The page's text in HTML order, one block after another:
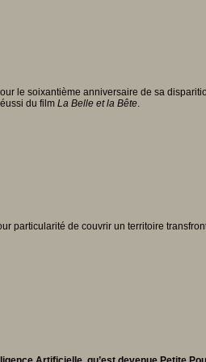
le soixantième anniversaire de sa
du film La Belle et la Bête.
particularité de couvrir un territoire